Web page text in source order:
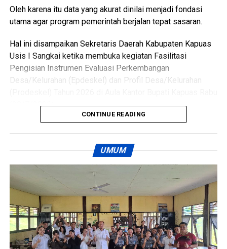
Views: 30
Bagikan ke
WhatsApp 0 Facebook 0
Messenger 0 Twitter/X 0
Oleh karena itu data yang akurat dinilai menjadi fondasi
utama agar program pemerintah berjalan tepat sasaran.
Hal ini disampaikan Sekretaris Daerah Kabupaten Kapuas
Usis I Sangkai ketika membuka kegiatan Fasilitasi
Pengisian Instrumen Evaluasi Perkembangan
Desa/Kelurahan (Epdeskel) dan Profil Desa/Kelurahan
(29/7/2026).
Kapuas Perry Noah para camat kepala desa lurah
perangkat desa operator desa dan kelurahan serta Tim
PROAKTIF sebagai fasilitator.
Sekda Kapuas Usis I Sangkai menegaskan Prodeskel dan
Epdeskel bukan sekadar kewajiban administrasi.
Ia mengatakan kedua instrumen itu menjadi alat strategis
untuk memotret kondisi potensi hingga tingkat
CONTINUE READING
UMUM